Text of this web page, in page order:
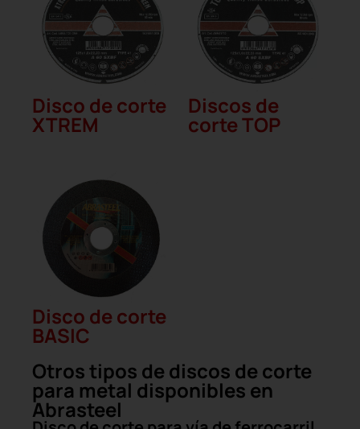
Disco de corte
XTREM
Discos de
corte TOP
Disco de corte
BASIC
Otros tipos de discos de corte
para metal disponibles en
Abrasteel